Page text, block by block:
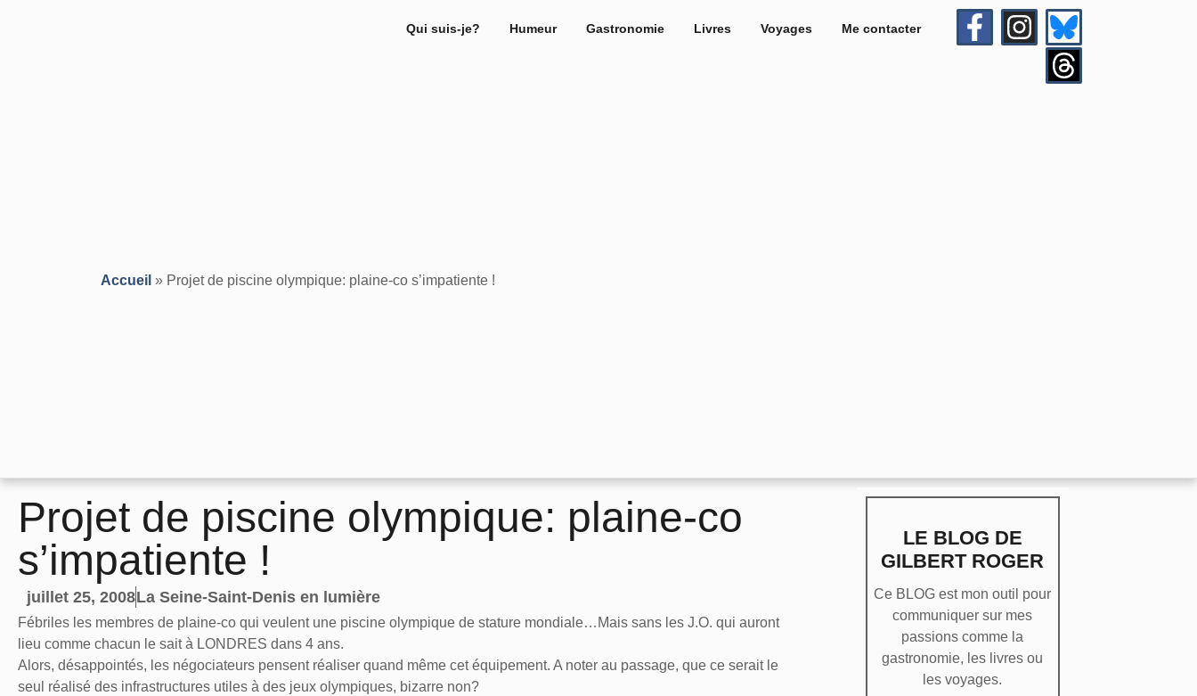
Qui suis-je? Humeur Gastronomie Livres Voyages Me contacter
Accueil » Projet de piscine olympique: plaine-co s’impatiente !
Projet de piscine olympique: plaine-co
s’impatiente !
juillet 25, 2008La Seine-Saint-Denis en lumière
Fébriles les membres de plaine-co qui veulent une piscine olympique de stature mondiale…Mais sans les J.O. qui auront
lieu comme chacun le sait à LONDRES dans 4 ans.
Alors, désappointés, les négociateurs pensent réaliser quand même cet équipement. A noter au passage, que ce serait le
seul réalisé des infrastructures utiles à des jeux olympiques, bizarre non?
LE BLOG DE
GILBERT ROGER
Ce BLOG est mon outil pour
communiquer sur mes
passions comme la
gastronomie, les livres ou
les voyages.